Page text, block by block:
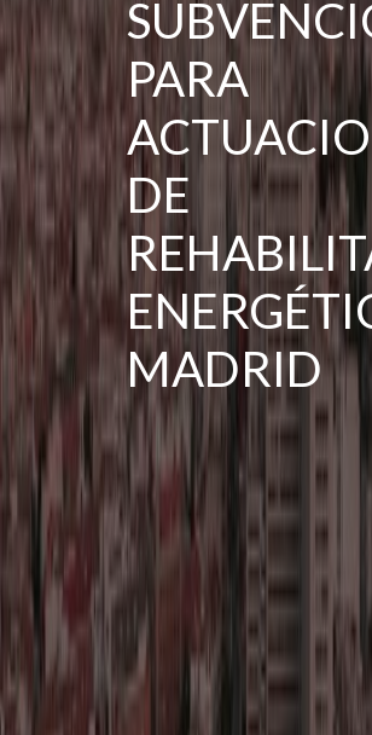
PARA
DE
MADRID